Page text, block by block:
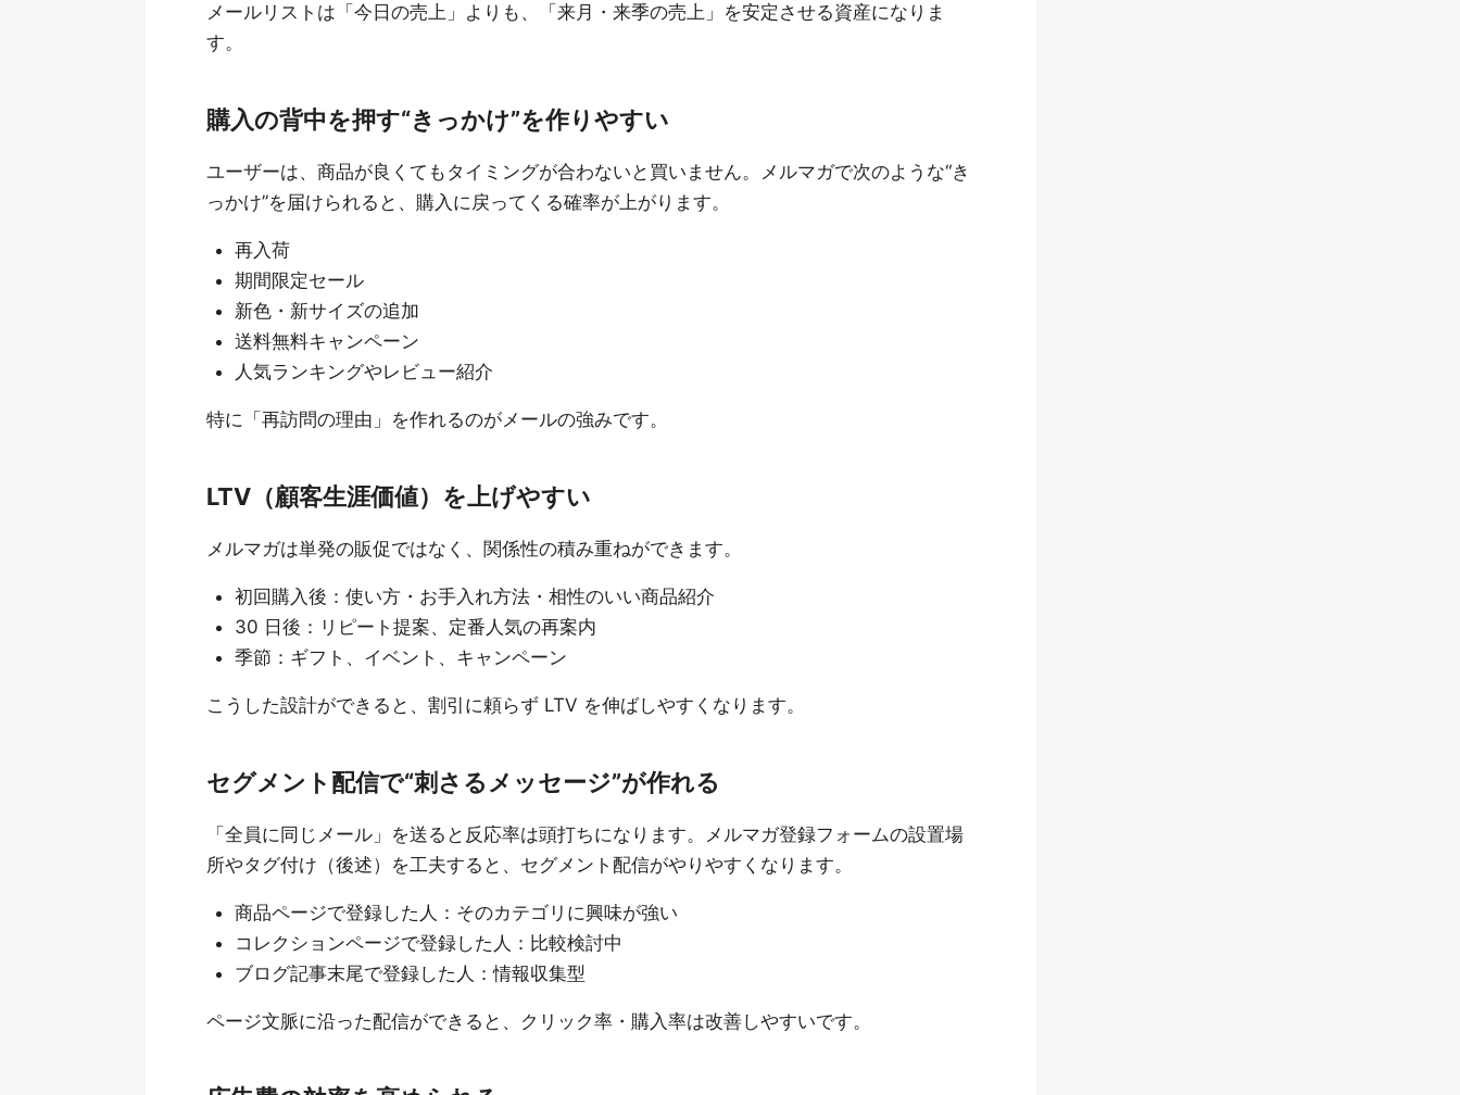
メールリストは「今日の売上」よりも、「来月・来季の売上」を安定させる資産になりま
す。
購入の背中を押す“きっかけ”を作りやすい
ユーザーは、商品が良くてもタイミングが合わないと買いません。メルマガで次のような“き
っかけ”を届けられると、購入に戻ってくる確率が上がります。
再入荷
期間限定セール
新色・新サイズの追加
送料無料キャンペーン
人気ランキングやレビュー紹介
特に「再訪問の理由」を作れるのがメールの強みです。
LTV（顧客生涯価値）を上げやすい
メルマガは単発の販促ではなく、関係性の積み重ねができます。
初回購入後：使い方・お手入れ方法・相性のいい商品紹介
30 日後：リピート提案、定番人気の再案内
季節：ギフト、イベント、キャンペーン
こうした設計ができると、割引に頼らず LTV を伸ばしやすくなります。
セグメント配信で“刺さるメッセージ”が作れる
「全員に同じメール」を送ると反応率は頭打ちになります。メルマガ登録フォームの設置場
所やタグ付け（後述）を工夫すると、セグメント配信がやりやすくなります。
商品ページで登録した人：そのカテゴリに興味が強い
コレクションページで登録した人：比較検討中
ブログ記事末尾で登録した人：情報収集型
ページ文脈に沿った配信ができると、クリック率・購入率は改善しやすいです。